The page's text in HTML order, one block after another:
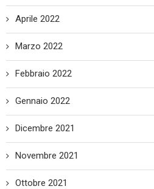
Aprile 2022
Marzo 2022
Febbraio 2022
Gennaio 2022
Dicembre 2021
Novembre 2021
Ottobre 2021